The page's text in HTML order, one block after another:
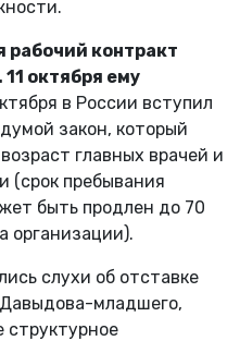
рабочий контракт
октября ему
в России вступил
закон, который
главных врачей и
(срок пребывания
быть продлен до 70
организации).
слухи об отставке
младшего,
структурное